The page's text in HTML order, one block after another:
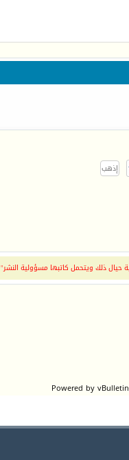
حيال ذلك ويتحمل كاتبها مسؤولية النشر"
Powered by